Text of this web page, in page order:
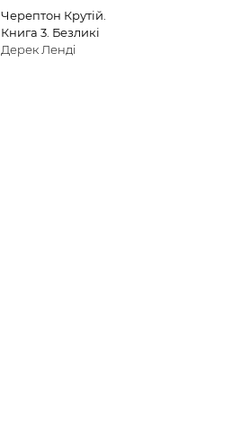
Черептон Крутій.
Книга 3. Безликі
Дерек Ленді